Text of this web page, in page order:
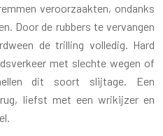
veroorzaakten, ondanks
Door de rubbers te vervangen
de trilling volledig. Hard
met slechte wegen of
dit soort slijtage. Een
liefst met een wrikijzer en